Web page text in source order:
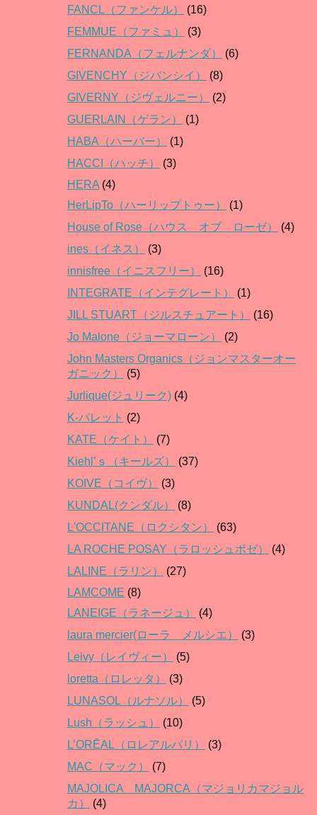
FANCL（ファンケル）
(16)
FEMMUE（ファミュ）
(3)
FERNANDA（フェルナンダ）
(6)
GIVENCHY（ジバンシイ）
(8)
GIVERNY（ジヴェルニー）
(2)
GUERLAIN（ゲラン）
(1)
HABA（ハーバー）
(1)
HACCI（ハッチ）
(3)
HERA(4)
HerLipTo（ハーリップトゥー）
(1)
House of Rose（ハウス オブ ローゼ）
(4)
ines（イネス）
(3)
innisfree（イニスフリー）
(16)
INTEGRATE（インテグレート）
(1)
JILL STUART（ジルスチュアート）
(16)
Jo Malone（ジョーマローン）
(2)
John Masters Organics（ジョンマスターオー
ガニック）
(5)
Jurlique(ジュリーク) (4)
K-パレット (2)
KATE（ケイト）
(7)
Kiehl’ｓ（キールズ）
(37)
KOIVE（コイヴ）
(3)
KUNDAL(クンダル）
(8)
L'OCCITANE（ロクシタン）
(63)
LA ROCHE POSAY（ラロッシュポゼ）
(4)
LALINE（ラリン）
(27)
LAMCOME (8)
LANEIGE（ラネージュ）
(4)
laura mercier(ローラ メルシエ）
(3)
Leivy（レイヴィー）
(5)
loretta（ロレッタ）
(3)
LUNASOL（ルナソル）
(5)
Lush（ラッシュ）
(10)
L’ORĒAL（ロレアルパリ）
(3)
MAC（マック）
(7)
MAJOLICA MAJORCA（マジョリカマジョル
カ）
(4)